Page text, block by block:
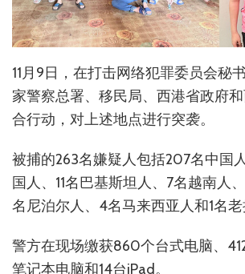
11月9日，在打击网络犯罪委员会秘
家警察总署、移民局、西港省政府
合行动，对上述地点进行突袭。
被捕的263名嫌疑人包括207名中国
国人、11名巴基斯坦人、7名越南人
名尼泊尔人、4名马来西亚人和1名老
警方在现场缴获860个台式电脑、
笔记本电脑和14台iPad。